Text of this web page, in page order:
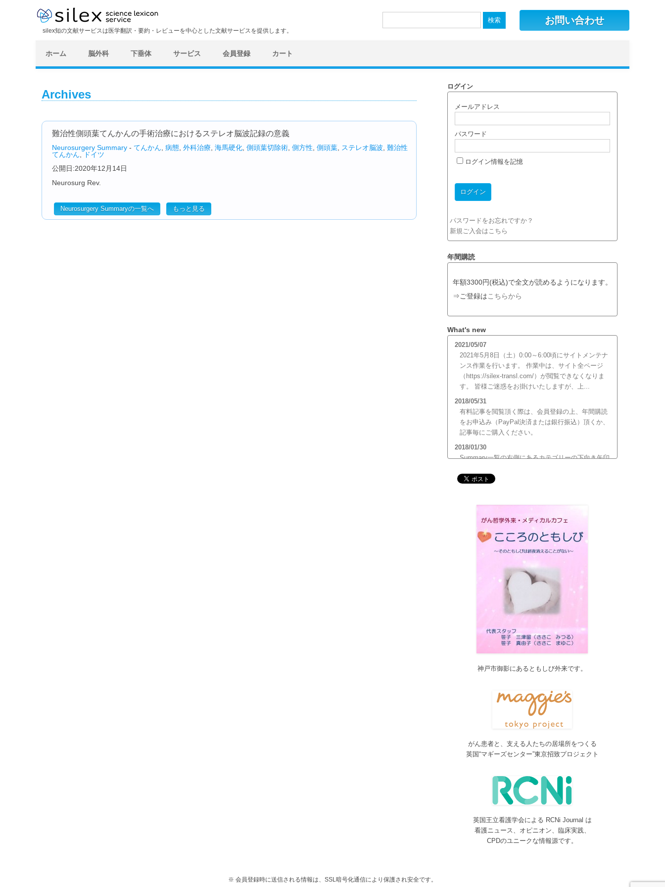
silex知の文献サービスは医学翻訳・要約・レビューを中心とした文献サービスを提供します。
検
お問い合わせ
ホーム 脳外科 下垂体 サービス 会員登録 カート
Archives
難治性側頭葉てんかんの手術治療におけるステレオ脳波記録の意義
Neurosurgery Summary - てんかん 病態 外科治療 海馬硬化 側頭葉切除術 側方性 側頭葉 ステレオ脳波 難治性
てんかん
ドイツ
公開日:2020年12月14日
Neurosurg Rev.
Neurosurgery Summaryの一覧へ もっと見る
ログイン
メールアドレス
パスワード
ログイン情報を記憶
パスワードをお忘れですか？
新規ご入会はこちら
年間購読
年額3300円(税込)で全文が読めるようになります。
⇒ご登録は こちらから
What's new
2021/05/07
2021年5月8日（土）0:00～6:00頃にサイトメンテナ
ンス作業を行います。 作業中は、サイト全ページ
（https://silex-transl.com/）が閲覧できなくなりま
す。 皆様ご迷惑をお掛けいたしますが、上...
2018/05/31
有料記事を閲覧頂く際は、会員登録の上、年間購読
をお申込み（PayPal決済または銀行振込）頂くか、
記事毎にご購入ください。
2018/01/30
Summary一覧の右側にあるカテゴリーの下向き矢印
ご覧頂きたいサブカテゴリーをクリックするとサブ
12月21日（木）22:00～翌22日（金）10:00頃にサイ
トメンテナンス作業を行います。 作業中は、サイト
全ページ（https://silex-transl.com/）が閲覧できな
くなります。 皆様ご迷惑をお掛けいた...
11月1日をもって組織を合同会社に改め、Silex
Press合同会社を設立いたしました。
Global Health Review食は「地中海的」に?
しました。
サービス内容のページに「医の知の共有」を追加し
め、一部カテゴリーが表示されなくなります。ご迷
惑をおかけしますが、何卒ご理解いただけますよう
お願いいたします。
Neurosurgery Summary・Pituitary Summaryにおい
て、分類を追加しました。各一覧の右側の「カテゴ
脳神経外科関連論文をエキスパートが海外誌から厳
選し日本語で紹介するNeurosurgery Summaryを公
2016/08/08
間脳下垂体を中心とした論文をエキスパートが海外
誌から厳選し日本語で紹介するPituitary Summaryを
神戸市御影にあるともしび外来です。
がん患者と、支える人たちの居場所をつくる
英国“マギーズセンター”東京招致プロジェクト
英国王立看護学会による RCNi Journal は
看護ニュース、オピニオン、臨床実践、
CPDのユニークな情報源です。
会員登録時に送信される情報は、SSL暗号化通信により保護され安全です。